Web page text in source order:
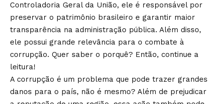
Controladoria Geral da União, ele é responsável por
preservar o patrimônio brasileiro e garantir maior
transparência na administração pública. Além disso,
ele possui grande relevância para o combate à
corrupção. Quer saber o porquê? Então, continue a
leitura!
A corrupção é um problema que pode trazer grandes
danos para o país, não é mesmo? Além de prejudicar